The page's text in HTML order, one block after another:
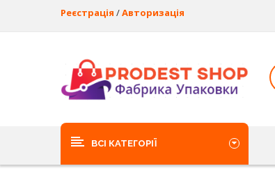
Реєстрація /Авторизація
ВСІ КАТЕГОРІЇ